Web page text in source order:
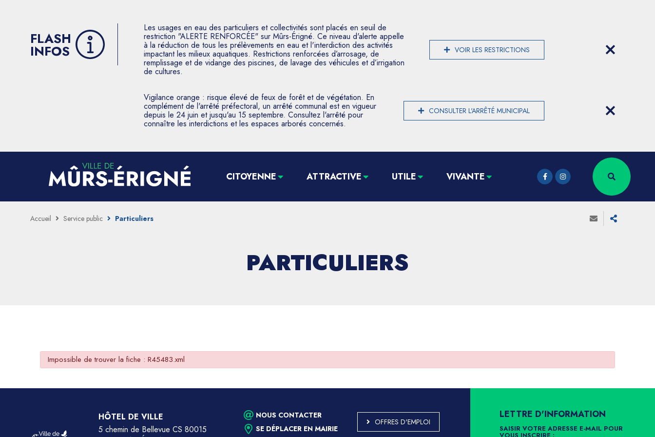
FLASH
INFOS
Les usages en eau des particuliers et collectivités sont placés en seuil de
restriction "ALERTE RENFORCÉE" sur Mûrs-Érigné. Ce niveau d'alerte appelle
à la réduction de tous les prélèvements en eau et l'interdiction des activités
impactant les milieux aquatiques. Restrictions renforcées d’arrosage, de
remplissage et de vidange des piscines, de lavage des véhicules et d’irrigation
de cultures.
VOIR LES RESTRICTIONS
Vigilance orange : risque élevé de feux de forêt et de végétation. En
complément de l'arrêté préfectoral, un arrêté communal est en vigueur
depuis le 24 juin et jusqu'au 15 septembre. Consultez l'arrêté pour
connaître les interdictions et les espaces arborés concernés.
CONSULTER L'ARRÊTÉ MUNICIPAL
CITOYENNE ATTRACTIVE UTILE VIVANTE
Accueil Service public Particuliers
PARTICULIERS
Impossible de trouver la fiche : R45483.xml
HÔTEL DE VILLE
5 chemin de Bellevue CS 80015
NOUS CONTACTER
SE DÉPLACER EN MAIRIE
OFFRES D'EMPLOI
LETTRE D'INFORMATION
SAISIR VOTRE ADRESSE E-MAIL POUR